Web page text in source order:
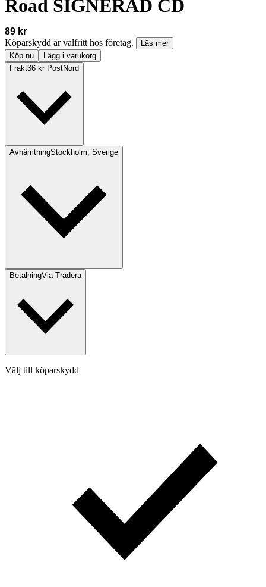
Road SIGNERAD CD
89 kr
Köparskydd är valfritt hos företag.
Läs mer
Köp nu
Lägg i varukorg
Frakt36 kr PostNord
AvhämtningStockholm, Sverige
BetalningVia Tradera
Välj till köparskydd